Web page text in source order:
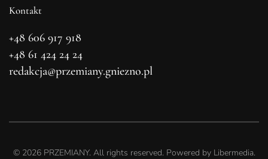
Kontakt
+48 606 917 918
+48 61 424 24 24
redakcja@przemiany.gniezno.pl
© 2026PRZEMIANY. All rights reserved. Powered by Libermedia.